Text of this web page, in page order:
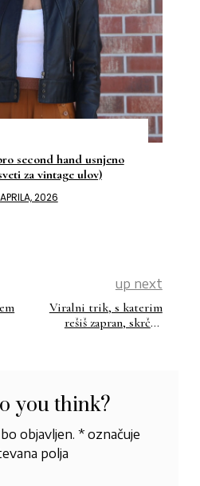
second hand usnjeno
za vintage ulov)
2026
up next
Viralni trik, s katerim
rešiš zapran, skrčen
you think?
objavljen. *označuje
polja